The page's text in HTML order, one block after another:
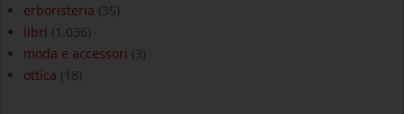
erboristeria (35)
libri (1.036)
moda e accessori (3)
ottica (18)